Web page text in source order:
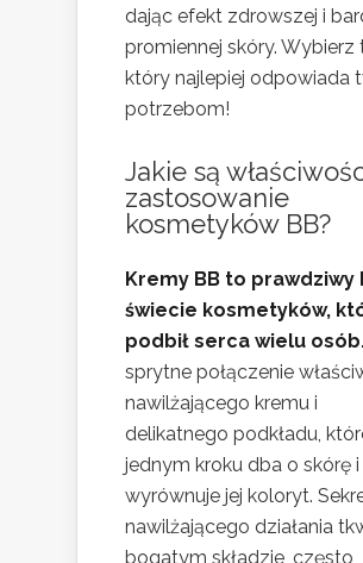
dając efekt zdrowszej i
promiennej skóry. Wybierz
który najlepiej odpowiada
potrzebom!
Jakie są
zastosowanie
kosmetyków BB?
Kremy BB to prawdziwy
świecie kosmetyków,
podbił serca wielu
sprytne połączenie
nawilżającego kremu i
delikatnego podkładu,
jednym kroku dba o skórę i
wyrównuje jej koloryt.
nawilżającego działania
bogatym składzie, często